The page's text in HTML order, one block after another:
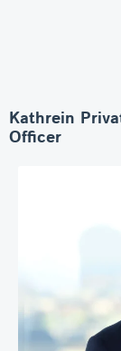
Kathrein
Officer